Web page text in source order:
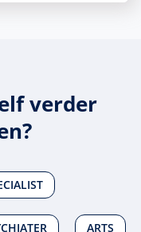
verder
ARTS